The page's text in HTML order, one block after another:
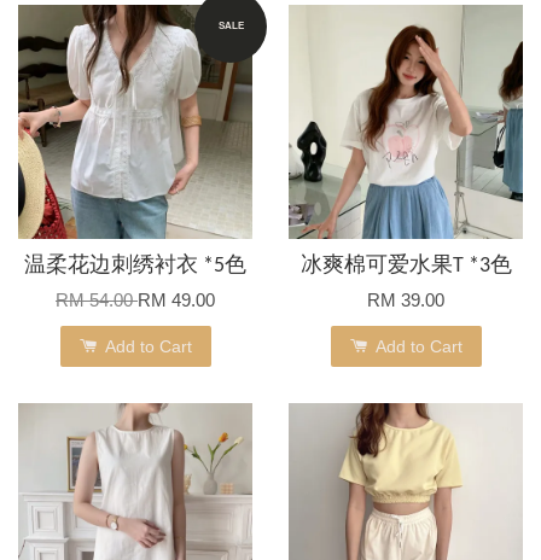
SALE
温柔花边刺绣衬衣 *5色
RM 54.00RM 49.00
Add to Cart
冰爽棉可爱水果T *3色
RM 39.00
Add to Cart